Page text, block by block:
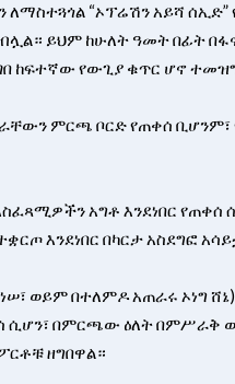
“ኦፕሬሽን አይሻ ሰኢድ”
ይህም ከሁለት ዓመት በፊት
ከፍተኛው የውጊያ ቁጥር ሆኖ
ምርጫ ቦርድ የጠቀሰ ቢሆንም፣
አግቶ እንደነበር የጠቀሰ
እንደነበር በካርታ አስደግፎ
ወይም በተለምዶ አጠራሩ ኦነግ ሸኔ)
ሲሆን፣ በምርጫው ዕለት በምሥራቅ
ዘግበዋል።